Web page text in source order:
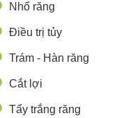
Nhổ răng
Điều trị tủy
Trám - Hàn răng
Cắt lợi
Tẩy trắng răng